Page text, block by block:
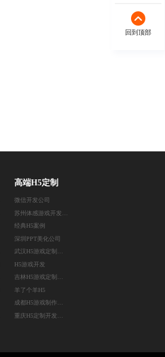
回到顶部
高端H5定制
微信开发公司
经典H5案例
深圳PPT美化公司
武汉H5游戏定制公司
H5游戏开发
吉林H5游戏定制公司
羊了个羊H5
成都H5游戏制作公司